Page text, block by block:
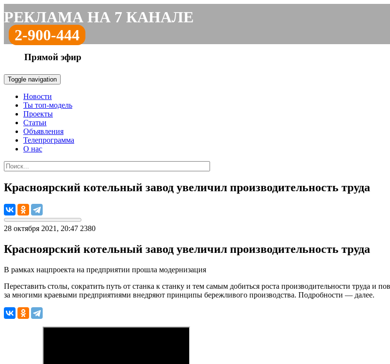
РЕКЛАМА НА 7 КАНАЛЕ
2-900-444
Прямой эфир
Toggle navigation
Новости
Ты топ-модель
Проекты
Статьи
Объявления
Телепрограмма
О нас
Красноярский котельный завод увеличил производительность труда
28 октября 2021, 20:47 2380
Красноярский котельный завод увеличил производительность труда
В рамках нацпроекта на предприятии прошла модернизация
Переставить столы, сократить путь от станка к станку и тем самым добиться роста производительности труда и
за многими краевыми предприятиями внедряют принципы бережливого производства. Подробности — далее.